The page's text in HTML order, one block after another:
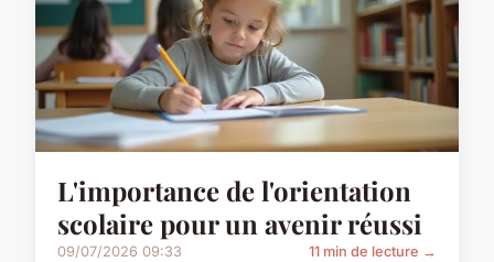
L'importance de l'orientation
scolaire pour un avenir réussi
09/07/2026 09:33 11 min de lecture →